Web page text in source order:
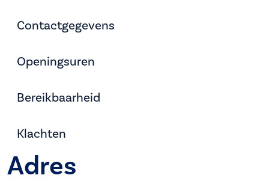
Contactgegevens
Openingsuren
Bereikbaarheid
Klachten
Adres